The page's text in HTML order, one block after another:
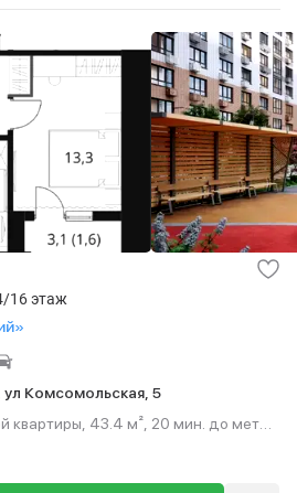
16 этаж
ул Комсомольская, 5
43.4 м², 20 мин. до метро